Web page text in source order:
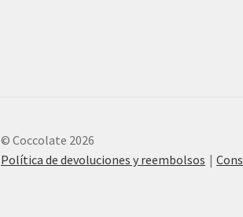
© Coccolate 2026
Política de devoluciones y reembolsos